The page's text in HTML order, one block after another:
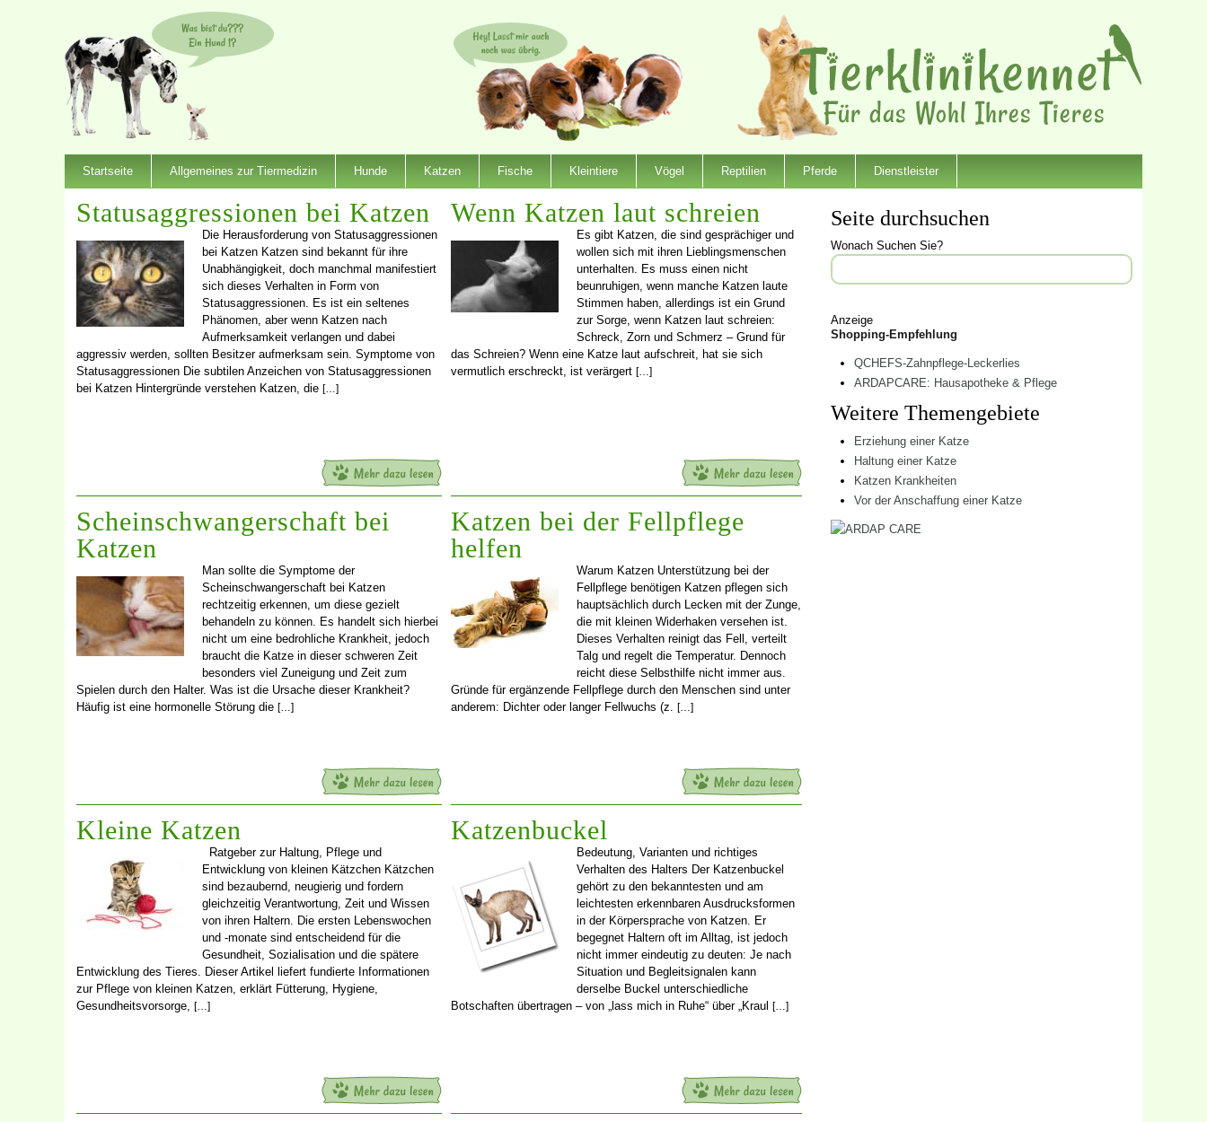
Startseite Allgemeines zur Tiermedizin Hunde Katzen Fische Kleintiere Vögel Reptilien Pferde Dienstleister
Statusaggressionen bei Katzen
Die Herausforderung von Statusaggressionen
bei Katzen Katzen sind bekannt für ihre
Unabhängigkeit, doch manchmal manifestiert
sich dieses Verhalten in Form von
Statusaggressionen. Es ist ein seltenes
Phänomen, aber wenn Katzen nach
Aufmerksamkeit verlangen und dabei
aggressiv werden, sollten Besitzer aufmerksam sein. Symptome von
Statusaggressionen Die subtilen Anzeichen von Statusaggressionen
bei Katzen Hintergründe verstehen Katzen, die […]
Wenn Katzen laut schreien
Es gibt Katzen, die sind gesprächiger und
wollen sich mit ihren Lieblingsmenschen
unterhalten. Es muss einen nicht
beunruhigen, wenn manche Katzen laute
Stimmen haben, allerdings ist ein Grund
zur Sorge, wenn Katzen laut schreien:
Schreck, Zorn und Schmerz – Grund für
das Schreien? Wenn eine Katze laut aufschreit, hat sie sich
vermutlich erschreckt, ist verärgert […]
Scheinschwangerschaft bei
Katzen
Man sollte die Symptome der
Scheinschwangerschaft bei Katzen
rechtzeitig erkennen, um diese gezielt
behandeln zu können. Es handelt sich hierbei
nicht um eine bedrohliche Krankheit, jedoch
braucht die Katze in dieser schweren Zeit
besonders viel Zuneigung und Zeit zum
Spielen durch den Halter. Was ist die Ursache dieser Krankheit?
Häufig ist eine hormonelle Störung die […]
Katzen bei der Fellpflege
helfen
Warum Katzen Unterstützung bei der
Fellpflege benötigen Katzen pflegen sich
hauptsächlich durch Lecken mit der Zunge,
die mit kleinen Widerhaken versehen ist.
Dieses Verhalten reinigt das Fell, verteilt
Talg und regelt die Temperatur. Dennoch
reicht diese Selbsthilfe nicht immer aus.
Gründe für ergänzende Fellpflege durch den Menschen sind unter
anderem: Dichter oder langer Fellwuchs (z. […]
Kleine Katzen
Ratgeber zur Haltung, Pflege und
Entwicklung von kleinen Kätzchen Kätzchen
sind bezaubernd, neugierig und fordern
gleichzeitig Verantwortung, Zeit und Wissen
von ihren Haltern. Die ersten Lebenswochen
und -monate sind entscheidend für die
Gesundheit, Sozialisation und die spätere
Entwicklung des Tieres. Dieser Artikel liefert fundierte Informationen
zur Pflege von kleinen Katzen, erklärt Fütterung, Hygiene,
Gesundheitsvorsorge, […]
Katzenbuckel
Bedeutung, Varianten und richtiges
Verhalten des Halters Der Katzenbuckel
gehört zu den bekanntesten und am
leichtesten erkennbaren Ausdrucksformen
in der Körpersprache von Katzen. Er
begegnet Haltern oft im Alltag, ist jedoch
nicht immer eindeutig zu deuten: Je nach
Situation und Begleitsignalen kann
derselbe Buckel unterschiedliche
Botschaften übertragen – von „lass mich in Ruhe“ über „Kraul […]
Seite durchsuchen
Wonach Suchen Sie?
Anzeige
Shopping-Empfehlung
QCHEFS-Zahnpflege-Leckerlies
ARDAPCARE: Hausapotheke & Pflege
Weitere Themengebiete
Erziehung einer Katze
Haltung einer Katze
Katzen Krankheiten
Vor der Anschaffung einer Katze